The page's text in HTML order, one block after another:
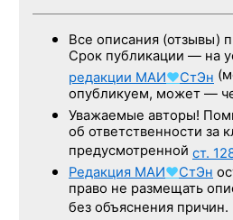
Все описания (отзывы)
Срок публикации — на
редакции МАИ♥СтЭн
опубликуем, может —
Уважаемые авторы!
об ответственности за
предусмотренной ст.
Редакция МАИ♥СтЭн
право не размещать
без объяснения причин.